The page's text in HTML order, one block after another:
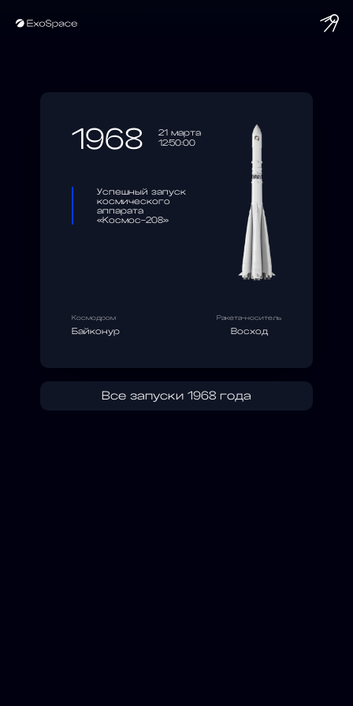
1968
21 марта
12:50:00
Успешный запуск
космического
аппарата
«Космос-208»
Космодром
Байконур
Ракета-носитель
Восход
Все запуски 1968 года